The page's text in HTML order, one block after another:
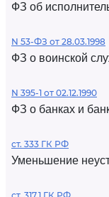
ФЗ об
N 53-ФЗ от 28.03.1998
ФЗ о воинской
N 395-1 от 02.12.1990
ФЗ о банках и
ст. 333 ГК РФ
Уменьшение